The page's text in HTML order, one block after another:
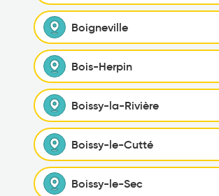
Boigneville
Bois-Herpin
Boissy-la-Rivière
Boissy-le-Cutté
Boissy-le-Sec